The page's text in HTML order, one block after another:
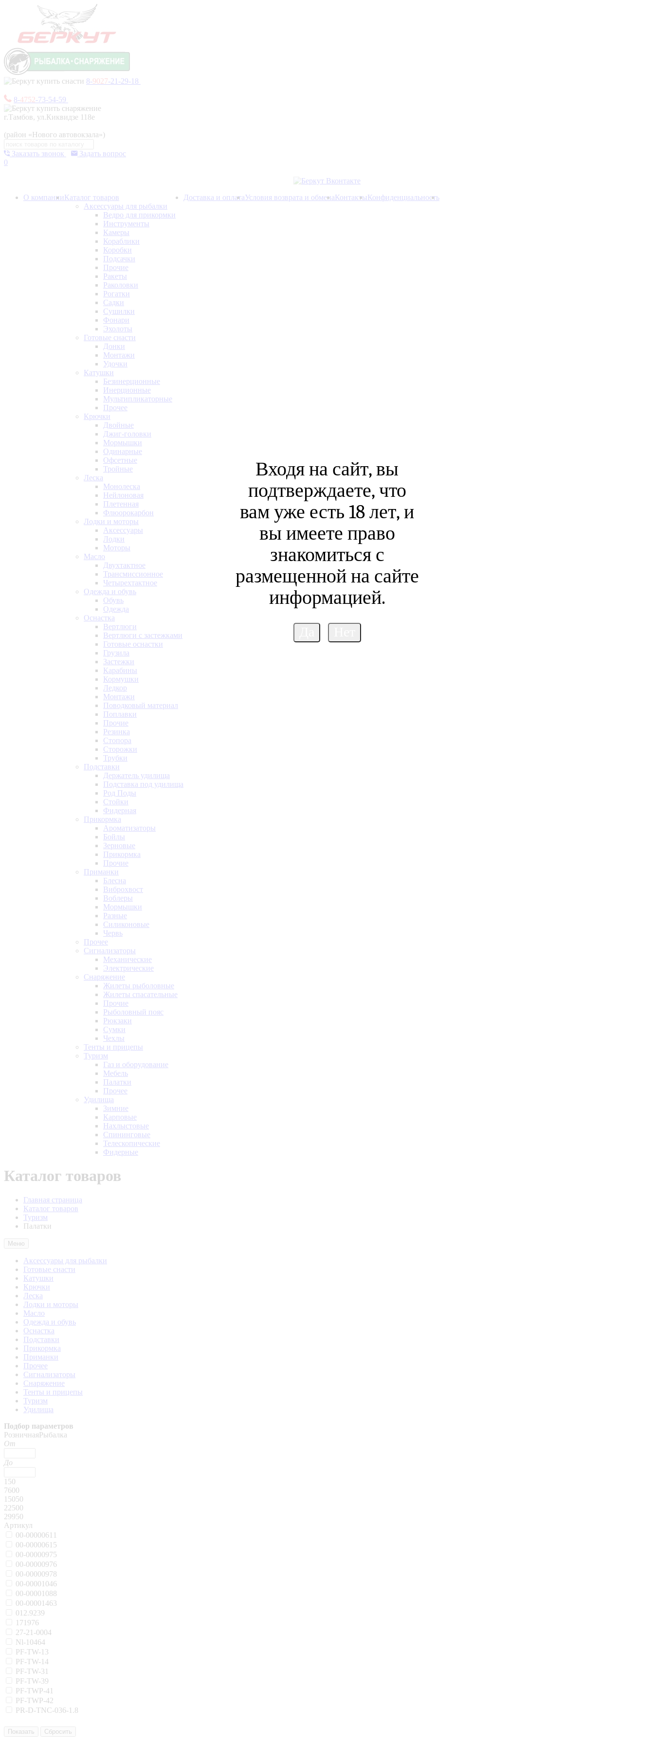
8-9027-21-29-18
8-4752-73-54-59
г.Тамбов, ул.Киквидзе 118е
(район «Нового автовокзала»)
Заказать звонок
Задать вопрос
0
О компанииКаталог товаров
Аксессуары для рыбалки
Ведро для прикормки
Инструменты
Камеры
Кораблики
Коробки
Подсачки
Прочие
Ракеты
Раколовки
Рогатки
Садки
Сушилки
Фонари
Эхолоты
Готовые снасти
Донки
Монтажи
Удочки
Катушки
Безинерционные
Инерционные
Мультипликаторные
Прочее
Крючки
Двойные
Джиг-головки
Мормышки
Одинарные
Офсетные
Тройные
Леска
Монолеска
Нейлоновая
Плетенная
Флюорокарбон
Лодки и моторы
Аксессуары
Лодки
Моторы
Масло
Двухтактное
Трансмиссионное
Четырехтактное
Одежда и обувь
Обувь
Одежда
Оснастка
Вертлюги
Вертлюги с застежками
Готовые оснастки
Грузила
Застежки
Карабины
Кормушки
Ледкор
Монтажи
Поводковый материал
Поплавки
Прочие
Резинка
Стопора
Сторожки
Трубки
Подставки
Держатель удилища
Подставка под удилища
Род Поды
Стойки
Фидерная
Прикормка
Ароматизаторы
Бойлы
Зерновые
Прикормка
Прочие
Приманки
Блесна
Виброхвост
Воблеры
Мормышки
Разные
Силиконовые
Червь
Прочее
Сигнализаторы
Механические
Электрические
Снаряжение
Жилеты рыболовные
Жилеты спасательные
Прочие
Рыболовный пояс
Рюкзаки
Сумки
Чехлы
Тенты и прицепы
Туризм
Газ и оборудование
Мебель
Палатки
Прочее
Удилища
Зимние
Карповые
Нахлыстовые
Спининговые
Телескопические
Фидерные
Доставка и оплатаУсловия возврата и обменаКонтактыКонфиденциальность
Каталог товаров
Главная страница
Каталог товаров
Туризм
Палатки
Меню
Аксессуары для рыбалки
Готовые снасти
Катушки
Крючки
Леска
Лодки и моторы
Масло
Одежда и обувь
Оснастка
Подставки
Прикормка
Приманки
Прочее
Сигнализаторы
Снаряжение
Тенты и прицепы
Туризм
Удилища
Подбор параметров
РозничнаяРыбалка
От
До
150
7600
15050
22500
29950
Артикул
00-00000611
00-00000615
00-00000975
00-00000976
00-00000978
00-00001046
00-00001088
00-00001463
012.9239
171976
27-21-0004
Nl-10464
PF-TW-13
PF-TW-14
PF-TW-31
PF-TW-39
PF-TWP-41
PF-TWP-42
PR-D-TNC-036-1.8
Входя на сайт, вы
подтверждаете, что
вам уже есть 18 лет, и
вы имеете право
знакомиться с
размещенной на сайте
информацией.